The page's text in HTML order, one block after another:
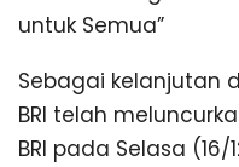
untuk Semua”
Sebagai kelanjutan
BRI telah
BRI pada Selasa